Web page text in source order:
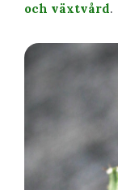
och växtvård.